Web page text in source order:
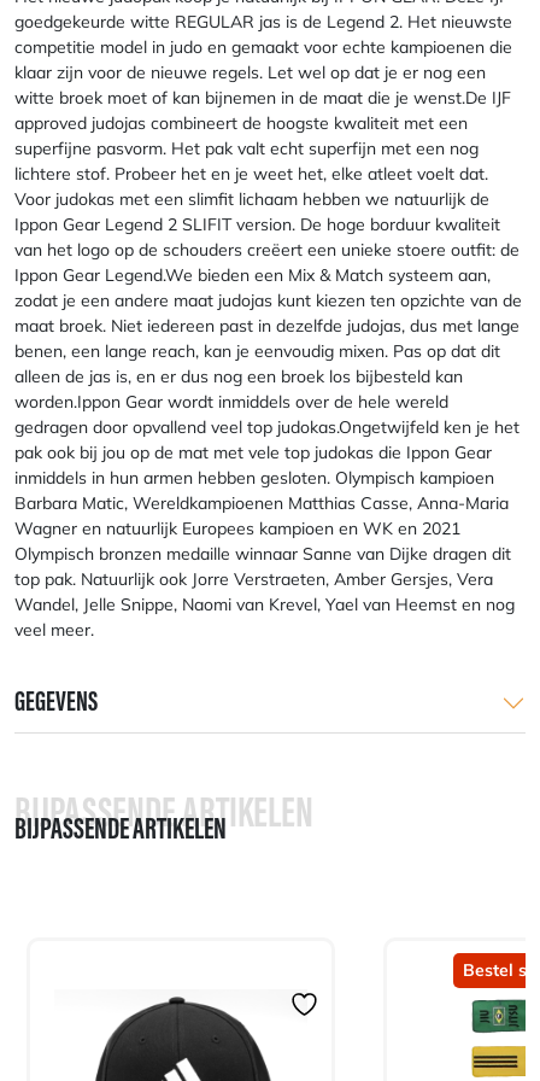
goedgekeurde witte REGULAR jas is de Legend 2. Het nieuwste
competitie model in judo en gemaakt voor echte kampioenen die
klaar zijn voor de nieuwe regels. Let wel op dat je er nog een
witte broek moet of kan bijnemen in de maat die je wenst.De IJF
approved judojas combineert de hoogste kwaliteit met een
superfijne pasvorm. Het pak valt echt superfijn met een nog
lichtere stof. Probeer het en je weet het, elke atleet voelt dat.
Voor judokas met een slimfit lichaam hebben we natuurlijk de
Ippon Gear Legend 2 SLIFIT version. De hoge borduur kwaliteit
van het logo op de schouders creëert een unieke stoere outfit: de
Ippon Gear Legend.We bieden een Mix & Match systeem aan,
zodat je een andere maat judojas kunt kiezen ten opzichte van de
maat broek. Niet iedereen past in dezelfde judojas, dus met lange
benen, een lange reach, kan je eenvoudig mixen. Pas op dat dit
alleen de jas is, en er dus nog een broek los bijbesteld kan
worden.Ippon Gear wordt inmiddels over de hele wereld
gedragen door opvallend veel top judokas.Ongetwijfeld ken je het
pak ook bij jou op de mat met vele top judokas die Ippon Gear
inmiddels in hun armen hebben gesloten. Olympisch kampioen
Barbara Matic, Wereldkampioenen Matthias Casse, Anna-Maria
Wagner en natuurlijk Europees kampioen en WK en 2021
Olympisch bronzen medaille winnaar Sanne van Dijke dragen dit
top pak. Natuurlijk ook Jorre Verstraeten, Amber Gersjes, Vera
Wandel, Jelle Snippe, Naomi van Krevel, Yael van Heemst en nog
veel meer.
GEGEVENS
BIJPASSENDE ARTIKELEN
BIJPASSENDE ARTIKELEN
Bestel